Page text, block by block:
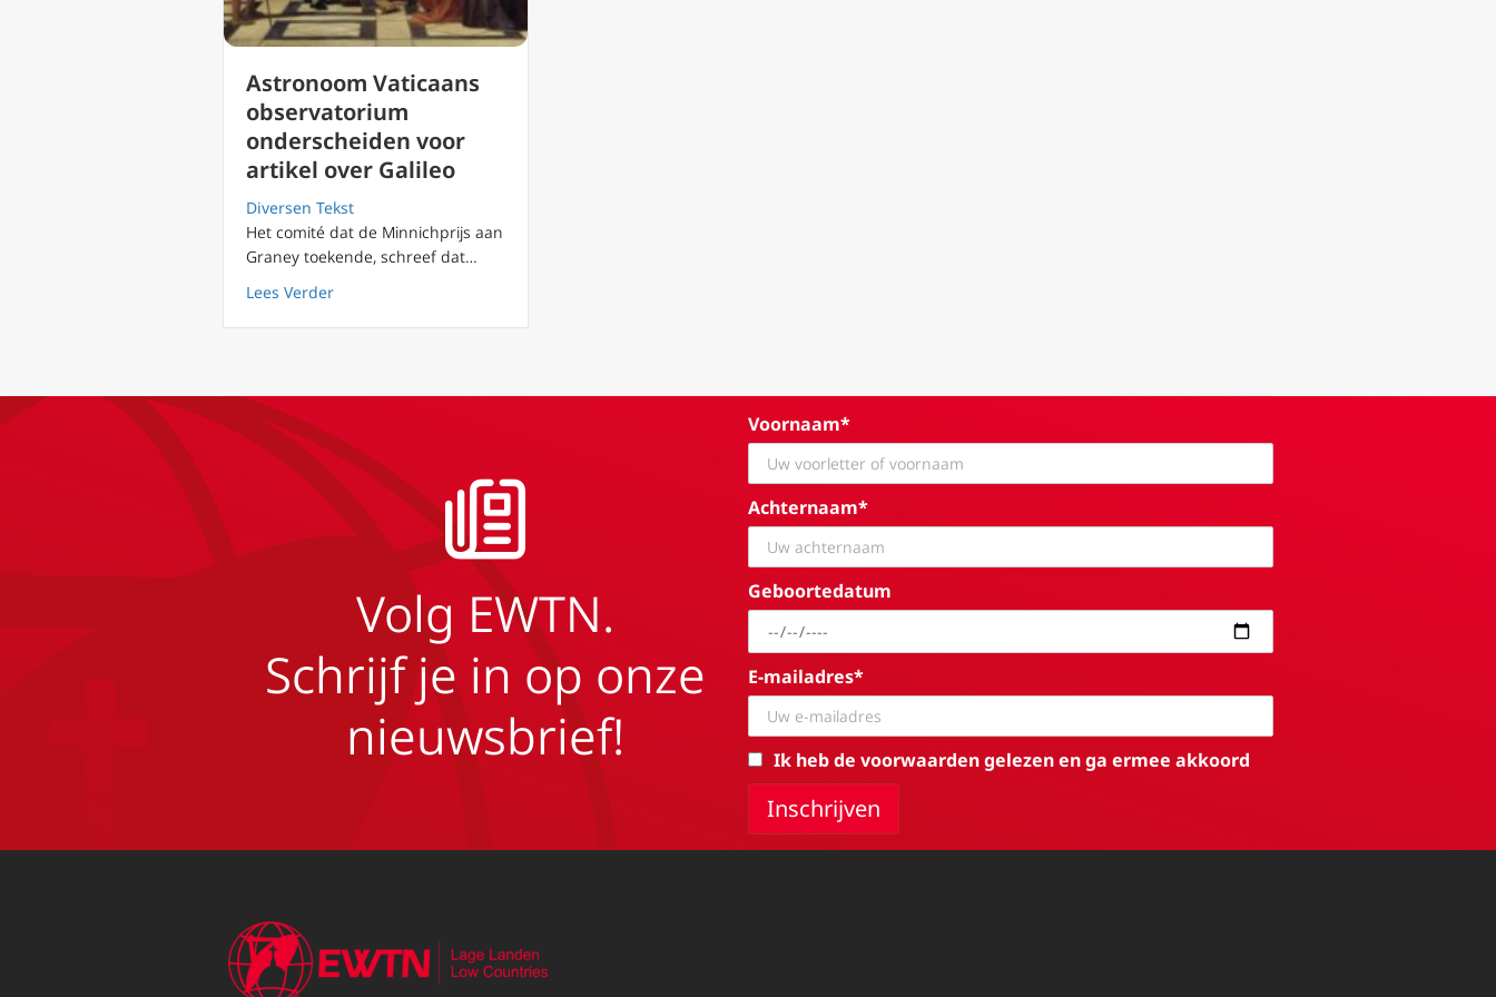
Astronoom Vaticaans
observatorium
onderscheiden voor
artikel over Galileo
Diversen Tekst
Het comité dat de Minnichprijs aan
Graney toekende, schreef dat…
Lees Verderabout Astronoom Vaticaans observatorium onderscheiden voor artikel over Galileo
Volg EWTN.
Schrijf je in op onze
nieuwsbrief!
Voornaam*
Achternaam*
Geboortedatum
E-mailadres*
Ik heb de voorwaarden gelezen en ga ermee akkoord